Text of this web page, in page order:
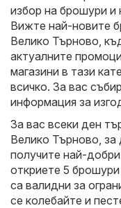
избор на брошури и
Вижте най-новите
Велико Търново,
актуалните
магазини в тази
всичко. За вас
информация за
За вас всеки ден
Велико Търново, за
получите най-
откриете 5
са валидни за
се колебайте и